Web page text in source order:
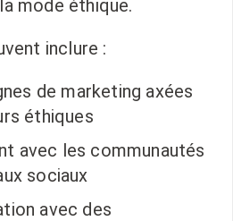
mode éthique.
inclure :
de marketing axées
éthiques
avec les communautés
sociaux
avec des